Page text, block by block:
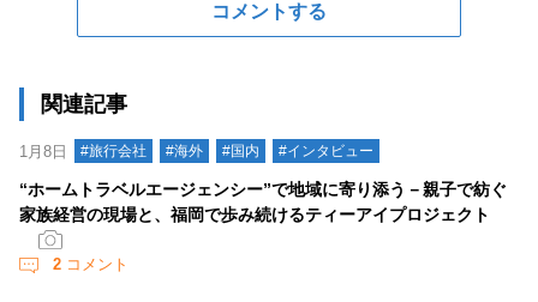
コメントする
関連記事
1月8日 #旅行会社 #海外 #国内 #インタビュー
“ホームトラベルエージェンシー”で地域に寄り添う－親子で紡ぐ
家族経営の現場と、福岡で歩み続けるティーアイプロジェクト
2 コメント